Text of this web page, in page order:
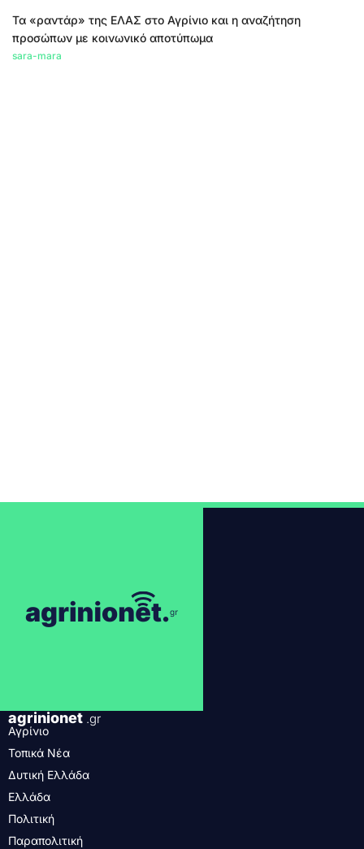
Τα «ραντάρ» της ΕΛΑΣ στο Αγρίνιο και η αναζήτηση
προσώπων με κοινωνικό αποτύπωμα
sara-mara
agrinionet .gr
Αγρίνιο
Τοπικά Νέα
Δυτική Ελλάδα
Ελλάδα
Πολιτική
Παραπολιτική